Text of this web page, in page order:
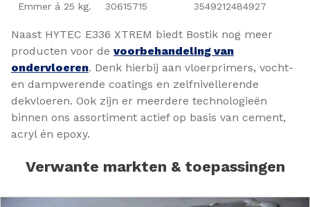
Emmer á 25 kg. 30615715 3549212484927
Naast HYTEC E336 XTREM biedt Bostik nog meer
producten voor de voorbehandeling van
ondervloeren. Denk hierbij aan vloerprimers, vocht-
en dampwerende coatings en zelfnivellerende
dekvloeren. Ook zijn er meerdere technologieën
binnen ons assortiment actief op basis van cement,
acryl én epoxy.
Verwante markten & toepassingen